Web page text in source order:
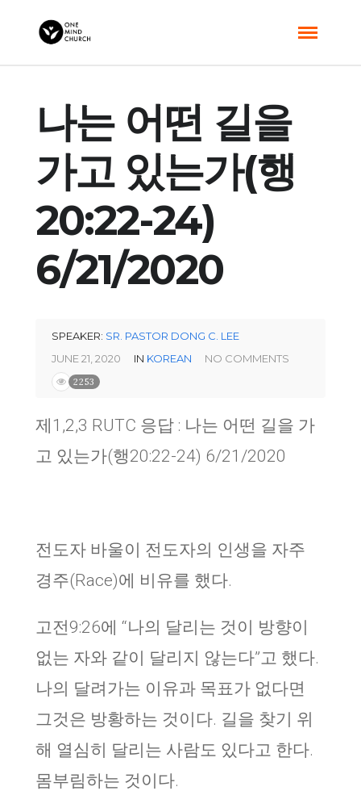
나는 어떤 길을
가고 있는가(행
20:22-24)
6/21/2020
SPEAKER: SR. PASTOR DONG C. LEE
JUNE 21, 2020
IN KOREAN NO COMMENTS
2253
제1,2,3 RUTC 응답 : 나는 어떤 길을 가
고 있는가(행20:22-24) 6/21/2020
전도자 바울이 전도자의 인생을 자주
경주(Race)에 비유를 했다.
고전9:26에 “나의 달리는 것이 방향이
없는 자와 같이 달리지 않는다”고 했다.
나의 달려가는 이유과 목표가 없다면
그것은 방황하는 것이다. 길을 찾기 위
해 열심히 달리는 사람도 있다고 한다.
몸부림하는 것이다.